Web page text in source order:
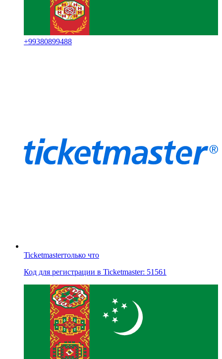
+99380899488
Ticketmasterтолько что
Код для регистрации в Ticketmaster: 51561